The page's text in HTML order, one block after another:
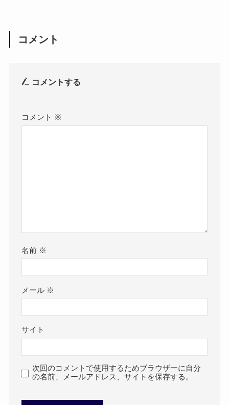
コメント
コメントする
コメント ※
名前 ※
メール ※
サイト
次回のコメントで使用するためブラウザーに自分
の名前、メールアドレス、サイトを保存する。